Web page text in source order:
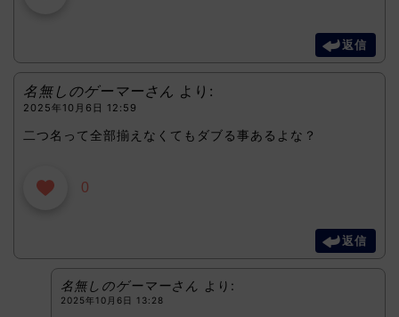
返信
名無しのゲーマーさん より:
2025年10月6日 12:59
二つ名って全部揃えなくてもダブる事あるよな？
0
返信
名無しのゲーマーさん より:
2025年10月6日 13:28